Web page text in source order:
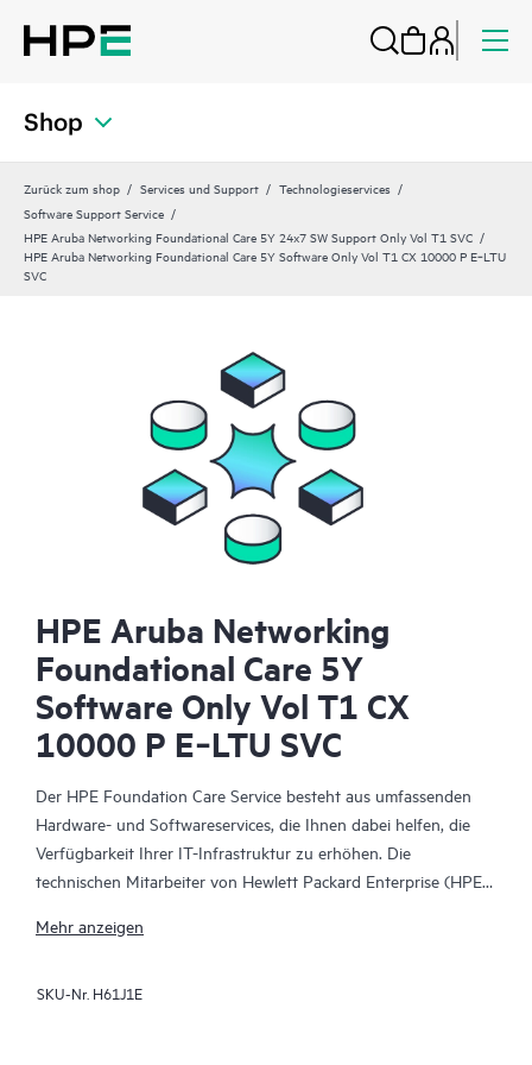
Shop
Zurück zum shop Services und Support
Technologieservices
Software Support Service
HPE Aruba Networking Foundational Care 5Y 24x7 SW Support Only Vol T1 SVC
HPE Aruba Networking Foundational Care 5Y Software Only Vol T1 CX 10000 P E‑LTU
SVC
HPE Aruba Networking
Foundational Care 5Y
Software Only Vol T1 CX
10000 P E‑LTU SVC
Der HPE Foundation Care Service besteht aus umfassenden
Hardware- und Softwareservices, die Ihnen dabei helfen, die
Verfügbarkeit Ihrer IT-Infrastruktur zu erhöhen. Die
technischen Mitarbeiter von Hewlett Packard Enterprise (HPE)
Behebung von Hardware- und Softwareproblemen zu
ausgewählter anderer Anbieter auftreten.
Mehr anzeigen
SKU-Nr. H61J1E